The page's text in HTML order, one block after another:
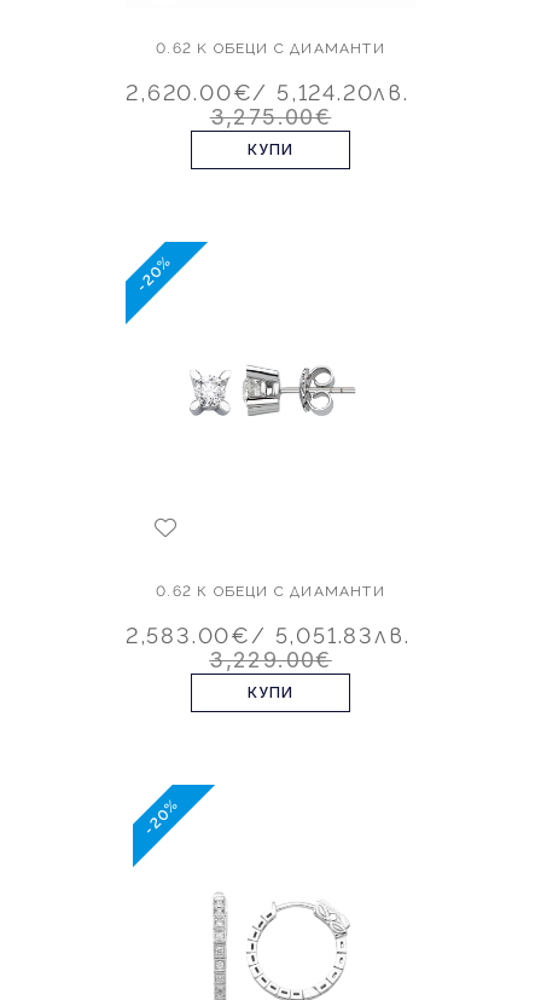
0.62 K ОБЕЦИ С ДИАМАНТИ
2,620.00€/ 5,124.20лв.
3,275.00€
КУПИ
-20%
0.62 К ОБЕЦИ С ДИАМАНТИ
2,583.00€/ 5,051.83лв.
3,229.00€
КУПИ
-20%